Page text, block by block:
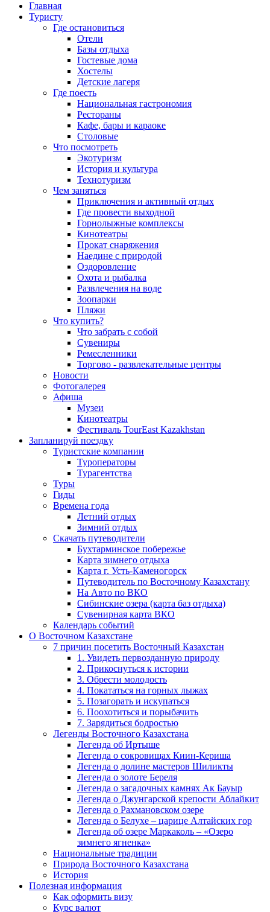
Главная
Туристу
Где остановиться
Отели
Базы отдыха
Гостевые дома
Хостелы
Детские лагеря
Где поесть
Национальная гастрономия
Рестораны
Кафе, бары и караоке
Столовые
Что посмотреть
Экотуризм
История и культура
Технотуризм
Чем заняться
Приключения и активный отдых
Где провести выходной
Горнолыжные комплексы
Кинотеатры
Прокат снаряжения
Наедине с природой
Оздоровление
Охота и рыбалка
Развлечения на воде
Зоопарки
Пляжи
Что купить?
Что забрать с собой
Сувениры
Ремесленники
Торгово - развлекательные центры
Новости
Фотогалерея
Афиша
Музеи
Кинотеатры
Фестиваль TourEast Kazakhstan
Запланируй поездку
Туристские компании
Туроператоры
Турагентства
Туры
Гиды
Времена года
Летний отдых
Зимний отдых
Скачать путеводители
Бухтарминское побережье
Карта зимнего отдыха
Карта г. Усть-Каменогорск
Путеводитель по Восточному Казахстану
На Авто по ВКО
Сибинские озера (карта баз отдыха)
Сувенирная карта ВКО
Календарь событий
О Восточном Казахстане
7 причин посетить Восточный Казахстан
1. Увидеть первозданную природу
2. Прикоснуться к истории
3. Обрести молодость
4. Покататься на горных лыжах
5. Позагорать и искупаться
6. Поохотиться и порыбачить
7. Зарядиться бодростью
Легенды Восточного Казахстана
Легенда об Иртыше
Легенда о сокровищах Киин-Кериша
Легенда о долине мастеров Шиликты
Легенда о золоте Береля
Легенда о загадочных камнях Ак Бауыр
Легенда о Джунгарской крепости Аблайкит
Легенда о Рахмановском озере
Легенда о Белухе – царице Алтайских гор
Легенда об озере Маркаколь – «Озеро
зимнего ягненка»
Национальные традиции
Природа Восточного Казахстана
История
Полезная информация
Как оформить визу
Курс валют